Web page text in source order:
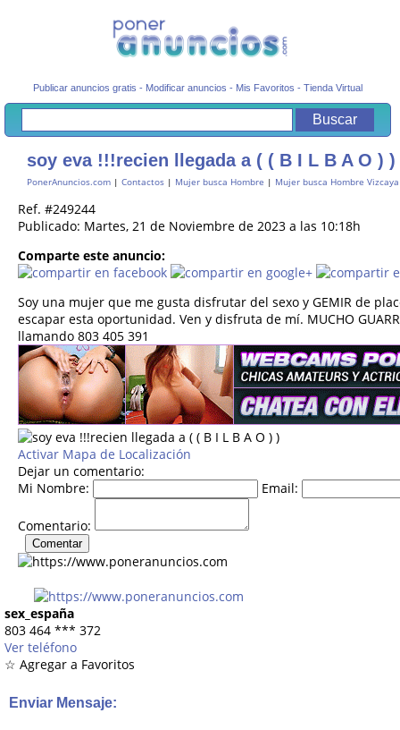
Publicar anuncios gratis - Modificar anuncios - Mis Favoritos -Tienda Virtual
soy eva !!!recien llegada a ( ( B I L B A O ) )
PonerAnuncios.com | Contactos | Mujer busca Hombre | Mujer busca Hombre Vizcaya
Ref. #249244
Publicado: Martes, 21 de Noviembre de 2023 a las 10:18h
Comparte este anuncio:
Soy una mujer que me gusta disfrutar del sexo y GEMIR de
escapar esta oportunidad. Ven y disfruta de mí. MUCHO
llamando 803 405 391
Activar Mapa de Localización
Dejar un comentario:
Mi Nombre:
Email:
Comentario:
sex_españa
803 464 *** 372
Ver teléfono
☆ Agregar a Favoritos
Enviar Mensaje: